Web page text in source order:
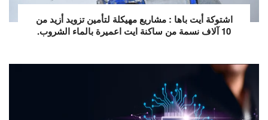
اشتوكة أيت باها : مشاريع مهيكلة لتأمين تزويد أزيد من
10 آلاف نسمة من ساكنة ايت اعميرة بالماء الشروب.